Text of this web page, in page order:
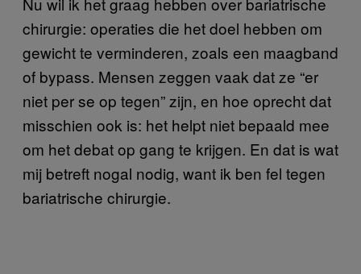
chirurgie: operaties die het doel hebben om
gewicht te verminderen, zoals een maagband
of bypass. Mensen zeggen vaak dat ze “er
niet per se op tegen” zijn, en hoe oprecht dat
misschien ook is: het helpt niet bepaald mee
om het debat op gang te krijgen. En dat is wat
mij betreft nogal nodig, want ik ben fel tegen
bariatrische chirurgie.